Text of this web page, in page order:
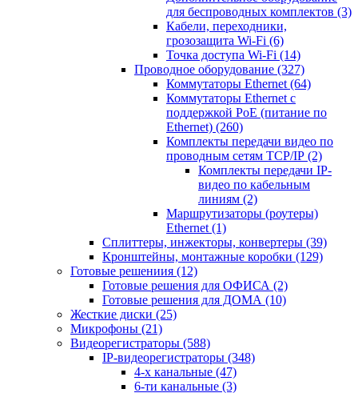
для беспроводных комплектов (3)
Кабели, переходники,
грозозащита Wi-Fi (6)
Точка доступа Wi-Fi (14)
Проводное оборудование (327)
Коммутаторы Ethernet (64)
Коммутаторы Ethernet с
поддержкой PoE (питание по
Ethernet) (260)
Комплекты передачи видео по
проводным сетям TCP/IP (2)
Комплекты передачи IP-
видео по кабельным
линиям (2)
Маршрутизаторы (роутеры)
Ethernet (1)
Сплиттеры, инжекторы, конвертеры (39)
Кронштейны, монтажные коробки (129)
Готовые решениия (12)
Готовые решения для ОФИСА (2)
Готовые решения для ДОМА (10)
Жесткие диски (25)
Микрофоны (21)
Видеорегистраторы (588)
IP-видеорегистраторы (348)
4-х канальные (47)
6-ти канальные (3)